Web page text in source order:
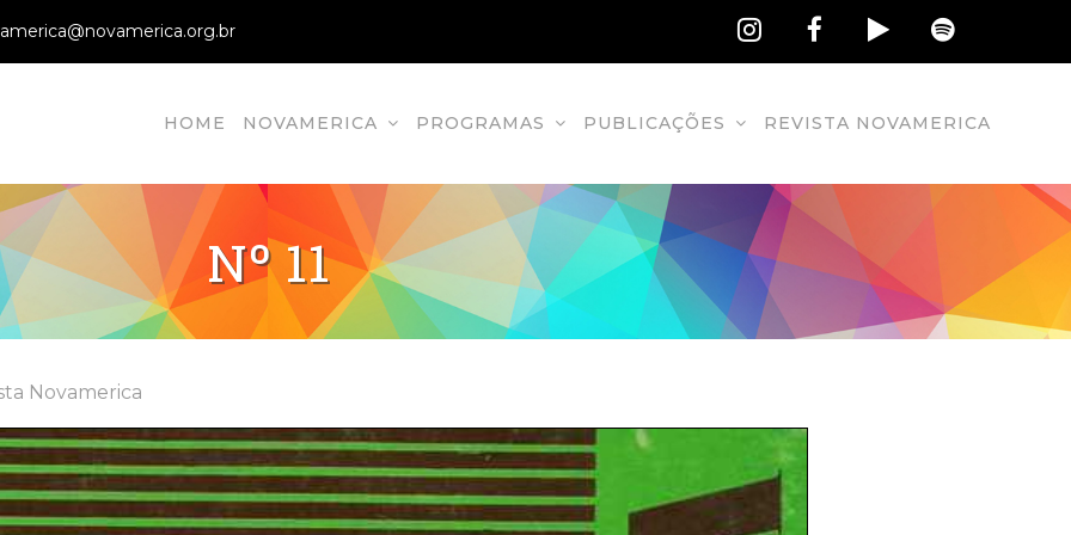
HOME NOVAMERICA PROGRAMAS PUBLICAÇÕES REVISTA NOVAMERICA
Nº 11
Novamerica